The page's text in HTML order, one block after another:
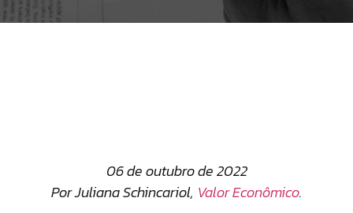
06 de outubro de 2022
Por Juliana Schincariol, Valor Econômico.